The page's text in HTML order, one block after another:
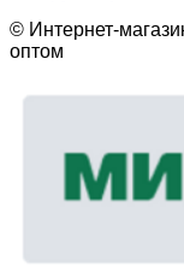
© Интернет-
оптом